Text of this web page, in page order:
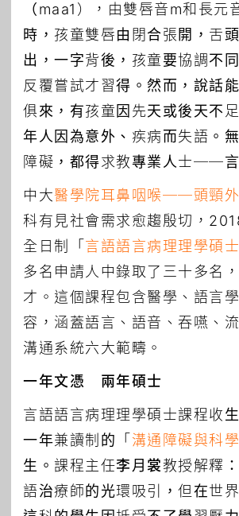
（maa1），由雙唇音m和長元
時，孩童雙唇由閉合張開，舌
出，一字背後，孩童要協調不
反覆嘗試才習得。然而，說話
俱來，有孩童因先天或後天不
年人因為意外、疾病而失語。
障礙，都得求教專業人士──言
中大醫學院耳鼻咽喉──頭頸外
科有見社會需求愈趨殷切，
全日制「 言語語言病理理學碩士
多名申請人中錄取了三十多名
才。這個課程包含醫學、語言
容，涵蓋語言、語音、吞嚥、
溝通系統六大範疇。
一年文憑 兩年碩士
言語語言病理理學碩士課程收
一年兼讀制的「 溝通障礙與科
生。課程主任李月裳教授解釋
語治療師的光環吸引，但在世